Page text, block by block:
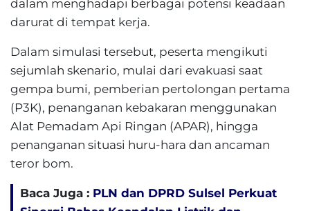
dalam menghadapi berbagai potensi keadaan
darurat di tempat kerja.
Dalam simulasi tersebut, peserta mengikuti
sejumlah skenario, mulai dari evakuasi saat
gempa bumi, pemberian pertolongan pertama
(P3K), penanganan kebakaran menggunakan
Alat Pemadam Api Ringan (APAR), hingga
penanganan situasi huru-hara dan ancaman
teror bom.
Baca Juga : PLN dan DPRD Sulsel Perkuat